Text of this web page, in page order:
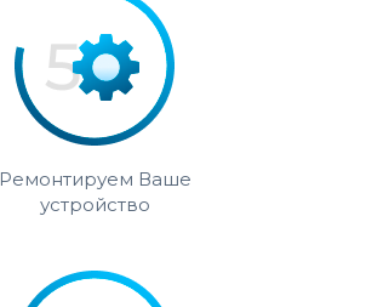
Ремонтируем Ваше
устройство